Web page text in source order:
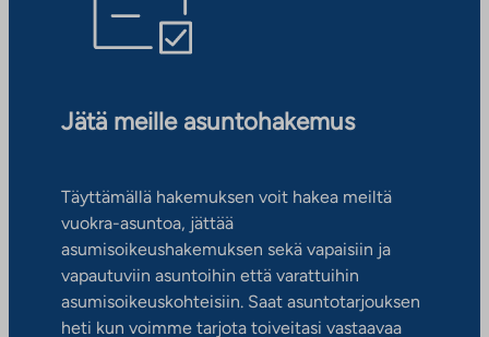
Jätä meille asuntohakemus
Täyttämällä hakemuksen voit hakea meiltä
vuokra-asuntoa, jättää
asumisoikeushakemuksen sekä vapaisiin ja
vapautuviin asuntoihin että varattuihin
asumisoikeuskohteisiin. Saat asuntotarjouksen
heti kun voimme tarjota toiveitasi vastaavaa